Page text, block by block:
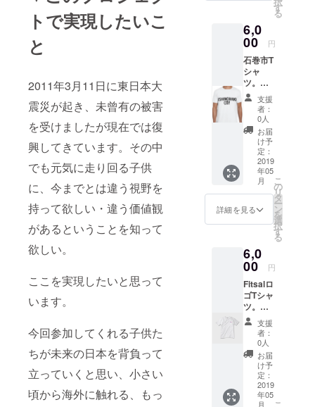
トで実現したいこ
と
2011年3月11日に東日本大
震災が起き、未曾有の被害
を受けましたが現在では復
興してきています。その中
でも元気に走り回る子供
に、今までとは違う視野を
持って欲しい・違う価値観
があるということを知って
欲しい。
ここを実現したいと思って
います。
今回参加してくれる子供た
ちが未来の日本を背負って
立っていくと思い、小さい
頃から海外に触れる、もっ
す
る
6,0
00 円
石巻市T
シャ
ツ。こ
のプロ
ジェク
トだけ
の限定
もので
す。
S〜XL
までご
用意で
きま
す。 ※
ご希望
の品の
を備考
欄に記
載して
いただ
きます
ようお
願いい
たしま
す。
支援
者：
0人
お届
け予
定：
2019
年05
月
詳細を見る
こ
の
リ
タ
ー
ン
を
選
択
す
る
6,0
00 円
Fitsalロ
ゴTシャ
ツ。こ
のプロ
ジェク
ト限定
品で
す。 色
「白・
黒・グ
支援
者：
0人
お届
け予
定：
2019
年05
月